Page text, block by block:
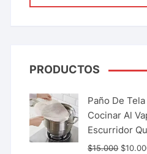
PRODUCTOS
Paño De
Cocinar Al
Escurridor
$15.000 $